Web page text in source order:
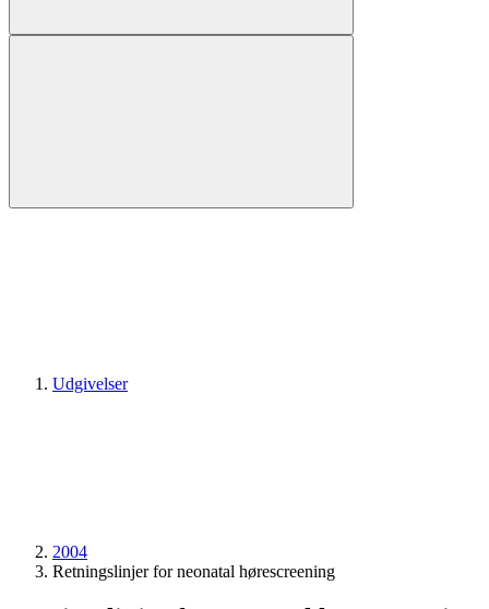
Udgivelser
2004
Retningslinjer for neonatal hørescreening